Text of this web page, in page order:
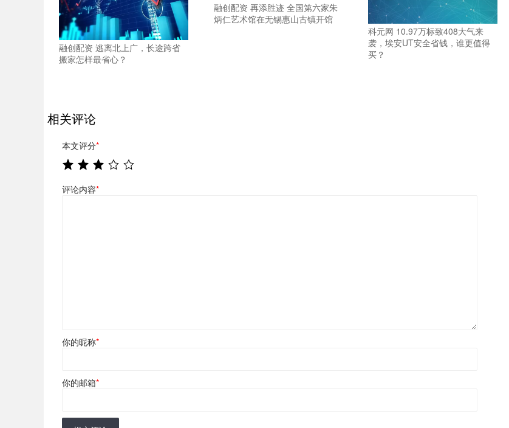
融创配资 逃离北上广，长途跨省
搬家怎样最省心？
融创配资 再添胜迹 全国第六家朱
炳仁艺术馆在无锡惠山古镇开馆
科元网 10.97万标致408大气来
袭，埃安UT安全省钱，谁更值得
买？
相关评论
本文评分*
评论内容*
你的昵称*
你的邮箱*